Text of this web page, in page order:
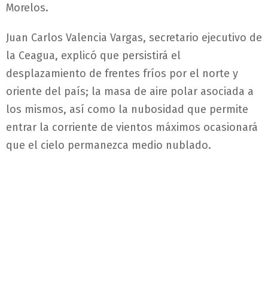
Morelos.
Juan Carlos Valencia Vargas, secretario ejecutivo de
la Ceagua, explicó que persistirá el
desplazamiento de frentes fríos por el norte y
oriente del país; la masa de aire polar asociada a
los mismos, así como la nubosidad que permite
entrar la corriente de vientos máximos ocasionará
que el cielo permanezca medio nublado.